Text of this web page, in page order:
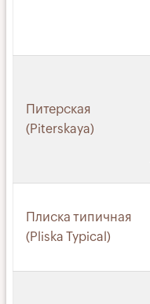
Питерская
(Piterskaya)
Плиска типичная
(Pliska Typical)